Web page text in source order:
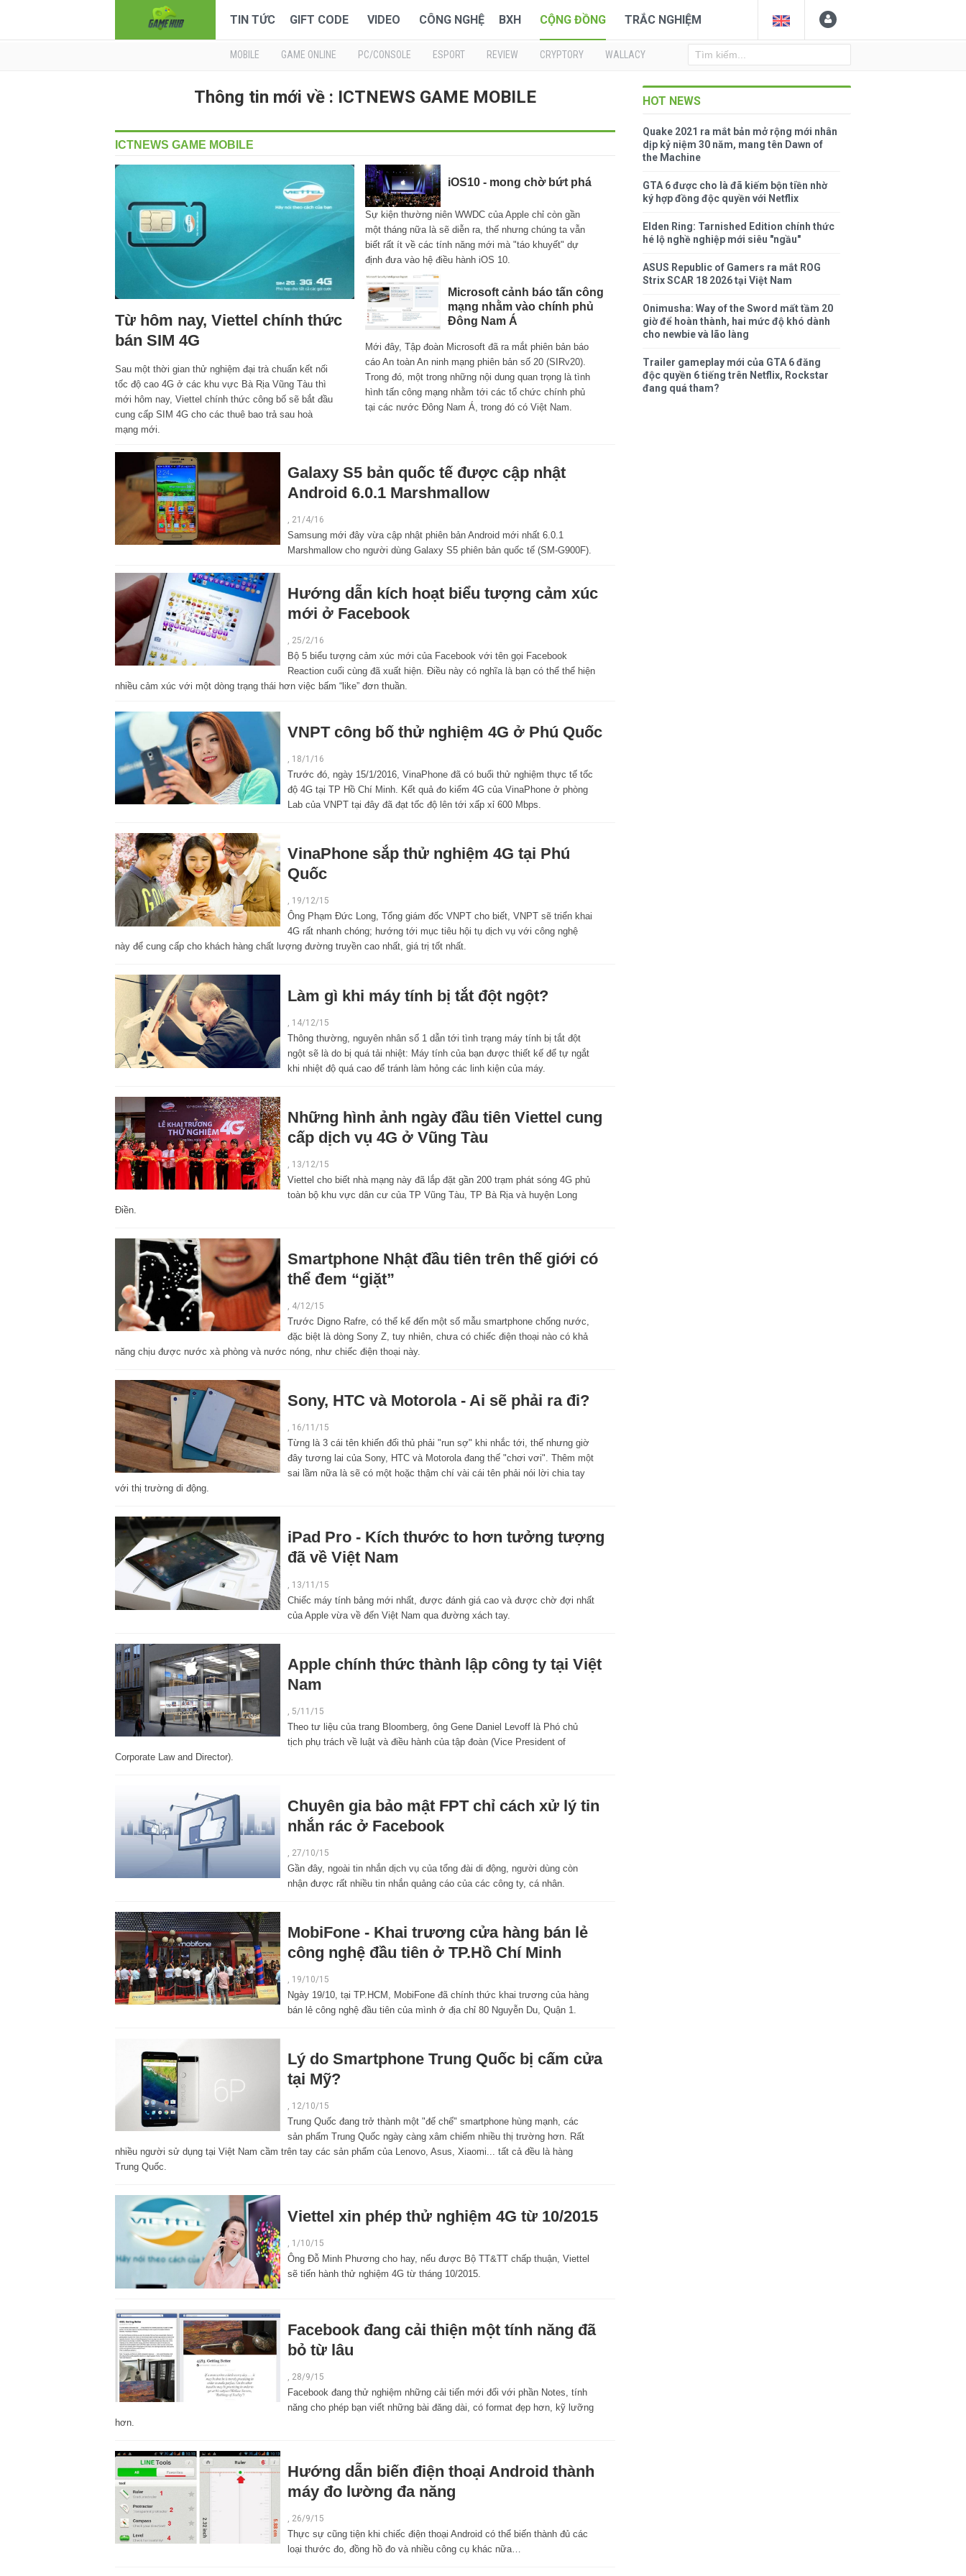
TIN TỨC GIFT CODE VIDEO CÔNG NGHỆ BXH CỘNG ĐỒNG TRẮC NGHIỆM
MOBILE GAME ONLINE PC/CONSOLE ESPORT REVIEW CRYPTORY WALLACY
Thông tin mới về : ICTNEWS GAME MOBILE
ICTNEWS GAME MOBILE
Từ hôm nay, Viettel chính thức
bán SIM 4G
Sau một thời gian thử nghiệm đại trà chuẩn kết nối
tốc độ cao 4G ở các khu vực Bà Rịa Vũng Tàu thì
mới hôm nay, Viettel chính thức công bố sẽ bắt đầu
cung cấp SIM 4G cho các thuê bao trả sau hoà
mạng mới.
iOS10 - mong chờ bứt phá
Sự kiện thường niên WWDC của Apple chỉ còn gần
một tháng nữa là sẽ diễn ra, thế nhưng chúng ta vẫn
biết rất ít về các tính năng mới mà "táo khuyết" dự
định đưa vào hệ điều hành iOS 10.
Microsoft cảnh báo tấn công
mạng nhằm vào chính phủ
Đông Nam Á
Mới đây, Tập đoàn Microsoft đã ra mắt phiên bản báo
cáo An toàn An ninh mạng phiên bản số 20 (SIRv20).
Trong đó, một trong những nội dung quan trọng là tình
hình tấn công mạng nhằm tới các tổ chức chính phủ
tại các nước Đông Nam Á, trong đó có Việt Nam.
Galaxy S5 bản quốc tế được cập nhật
Android 6.0.1 Marshmallow
, 21/4/16
Samsung mới đây vừa cập nhật phiên bản Android mới nhất 6.0.1
Marshmallow cho người dùng Galaxy S5 phiên bản quốc tế (SM-G900F).
Hướng dẫn kích hoạt biểu tượng cảm xúc
mới ở Facebook
, 25/2/16
Bộ 5 biểu tượng cảm xúc mới của Facebook với tên gọi Facebook
Reaction cuối cùng đã xuất hiện. Điều này có nghĩa là bạn có thể thể hiện
nhiều cảm xúc với một dòng trạng thái hơn việc bấm “like” đơn thuần.
VNPT công bố thử nghiệm 4G ở Phú Quốc
, 18/1/16
Trước đó, ngày 15/1/2016, VinaPhone đã có buổi thử nghiệm thực tế tốc
độ 4G tại TP Hồ Chí Minh. Kết quả đo kiểm 4G của VinaPhone ở phòng
Lab của VNPT tại đây đã đạt tốc độ lên tới xấp xỉ 600 Mbps.
VinaPhone sắp thử nghiệm 4G tại Phú
Quốc
, 19/12/15
Ông Phạm Đức Long, Tổng giám đốc VNPT cho biết, VNPT sẽ triển khai
4G rất nhanh chóng; hướng tới mục tiêu hội tụ dịch vụ với công nghệ
này để cung cấp cho khách hàng chất lượng đường truyền cao nhất, giá trị tốt nhất.
Làm gì khi máy tính bị tắt đột ngột?
14/12/15
Thông thường, nguyên nhân số 1 dẫn tới tình trạng máy tính bị tắt đột
ngột sẽ là do bị quá tải nhiệt: Máy tính của bạn được thiết kế để tự ngắt
khi nhiệt độ quá cao để tránh làm hỏng các linh kiện của máy.
Những hình ảnh ngày đầu tiên Viettel cung
cấp dịch vụ 4G ở Vũng Tàu
, 13/12/15
Viettel cho biết nhà mạng này đã lắp đặt gần 200 trạm phát sóng 4G phủ
toàn bộ khu vực dân cư của TP Vũng Tàu, TP Bà Rịa và huyện Long
Điền.
Smartphone Nhật đầu tiên trên thế giới có
thể đem “giặt”
, 4/12/15
Trước Digno Rafre, có thể kể đến một số mẫu smartphone chống nước,
đặc biệt là dòng Sony Z, tuy nhiên, chưa có chiếc điện thoại nào có khả
năng chịu được nước xà phòng và nước nóng, như chiếc điện thoại này.
Sony, HTC và Motorola - Ai sẽ phải ra đi?
, 16/11/15
Từng là 3 cái tên khiến đối thủ phải "run sợ" khi nhắc tới, thế nhưng giờ
đây tương lai của Sony, HTC và Motorola đang thế "chơi vơi". Thêm một
sai lầm nữa là sẽ có một hoặc thậm chí vài cái tên phải nói lời chia tay
với thị trường di động.
iPad Pro - Kích thước to hơn tưởng tượng
đã về Việt Nam
13/11/15
Chiếc máy tính bảng mới nhất, được đánh giá cao và được chờ đợi nhất
của Apple vừa về đến Việt Nam qua đường xách tay.
Apple chính thức thành lập công ty tại Việt
Nam
5/11/15
Theo tư liệu của trang Bloomberg, ông Gene Daniel Levoff là Phó chủ
tịch phụ trách về luật và điều hành của tập đoàn (Vice President of
Corporate Law and Director).
Chuyên gia bảo mật FPT chỉ cách xử lý tin
nhắn rác ở Facebook
, 27/10/15
Gần đây, ngoài tin nhắn dịch vụ của tổng đài di động, người dùng còn
nhận được rất nhiều tin nhắn quảng cáo của các công ty, cá nhân.
MobiFone - Khai trương cửa hàng bán lẻ
công nghệ đầu tiên ở TP.Hồ Chí Minh
, 19/10/15
Ngày 19/10, tại TP.HCM, MobiFone đã chính thức khai trương của hàng
bán lẻ công nghệ đầu tiên của mình ở địa chỉ 80 Nguyễn Du, Quận 1.
Lý do Smartphone Trung Quốc bị cấm cửa
tại Mỹ?
, 12/10/15
Trung Quốc đang trở thành một "đế chế" smartphone hùng mạnh, các
sản phẩm Trung Quốc ngày càng xâm chiếm nhiều thị trường hơn. Rất
nhiều người sử dụng tại Việt Nam cầm trên tay các sản phẩm của Lenovo, Asus, Xiaomi... tất cả đều là hàng
Trung Quốc.
Viettel xin phép thử nghiệm 4G từ 10/2015
1/10/15
Ông Đỗ Minh Phương cho hay, nếu được Bộ TT&TT chấp thuận, Viettel
sẽ tiến hành thử nghiệm 4G từ tháng 10/2015.
Facebook đang cải thiện một tính năng đã
bỏ từ lâu
, 28/9/15
Facebook đang thử nghiệm những cải tiến mới đối với phần Notes, tính
năng cho phép bạn viết những bài đăng dài, có format đẹp hơn, kỹ lưỡng
hơn.
Hướng dẫn biến điện thoại Android thành
máy đo lường đa năng
, 26/9/15
Thực sự cũng tiện khi chiếc điện thoại Android có thể biến thành đủ các
loại thước đo, đồng hồ đo và nhiều công cụ khác nữa…
HOT NEWS
Quake 2021 ra mắt bản mở rộng mới nhân
dịp kỷ niệm 30 năm, mang tên Dawn of
the Machine
GTA 6 được cho là đã kiếm bộn tiền nhờ
ký hợp đồng độc quyền với Netflix
Elden Ring: Tarnished Edition chính thức
hé lộ nghề nghiệp mới siêu "ngầu"
ASUS Republic of Gamers ra mắt ROG
Strix SCAR 18 2026 tại Việt Nam
Onimusha: Way of the Sword mất tầm 20
giờ để hoàn thành, hai mức độ khó dành
cho newbie và lão làng
Trailer gameplay mới của GTA 6 đăng
độc quyền 6 tiếng trên Netflix, Rockstar
đang quá tham?